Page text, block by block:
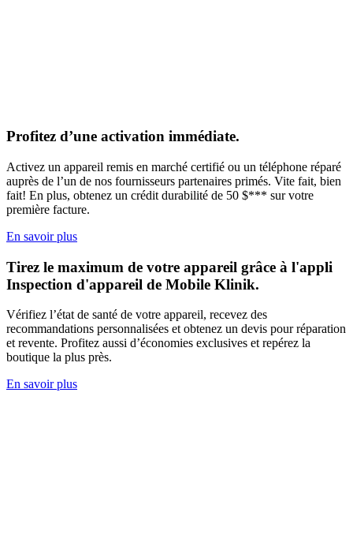
Profitez d’une activation immédiate.
Activez un appareil remis en marché certifié ou un téléphone réparé
auprès de l’un de nos fournisseurs partenaires primés. Vite fait, bien
fait! En plus, obtenez un crédit durabilité de 50 $*** sur votre
première facture.
En savoir plus
Tirez le maximum de votre appareil grâce à l'appli
Inspection d'appareil de Mobile Klinik.
Vérifiez l’état de santé de votre appareil, recevez des
recommandations personnalisées et obtenez un devis pour réparation
et revente. Profitez aussi d’économies exclusives et repérez la
boutique la plus près.
En savoir plus